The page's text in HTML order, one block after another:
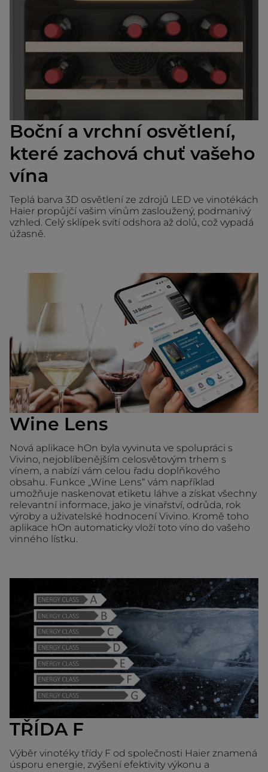
Boční a vrchní osvětlení,
které zachová chuť vašeho
vína
Teplá barva 3D osvětlení ze zdrojů LED ve vinotékách
Haier propůjčí vašim vínům zasloužený, podmanivý
vzhled. Celý sklípek svítí odshora až dolů, což vypadá
úžasně.
Přehrajte video
Wine Lens
Nová aplikace hOn byla vyvinuta ve spolupráci s
Vivino, nejoblíbenějším celosvětovým trhem s
vínem, a nabízí vám celou řadu doplňkového
obsahu. Funkce „Wine Lens“ vám například
umožňuje naskenovat etiketu láhve a získat všechny
relevantní informace, jako je vinařství, odrůda, rok
výroby a uživatelské hodnocení Vivino. Kromě toho
aplikace hOn automaticky vloží toto víno do vašeho
vinného lístku.
TŘÍDA F
Výběr vinotéky třídy F od společnosti Haier znamená
úsporu energie, zvýšení efektivity výkonu a